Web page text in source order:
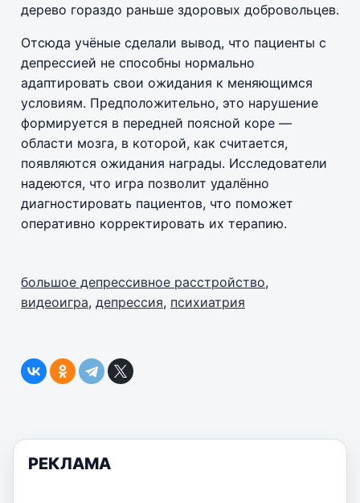
дерево гораздо раньше здоровых добровольцев.
Отсюда учёные сделали вывод, что пациенты с
депрессией не способны нормально
адаптировать свои ожидания к меняющимся
условиям. Предположительно, это нарушение
формируется в передней поясной коре —
области мозга, в которой, как считается,
появляются ожидания награды. Исследователи
надеются, что игра позволит удалённо
диагностировать пациентов, что поможет
оперативно корректировать их терапию.
большое депрессивное расстройство,
видеоигра, депрессия, психиатрия
РЕКЛАМА